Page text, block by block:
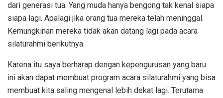
dari generasi tua. Yang muda hanya bengong tak kenal siapa
siapa lagi. Apalagi jika orang tua mereka telah meninggal.
Kemungkinan mereka tidak akan datang lagi pada acara
silaturahmi berikutnya.
Karena itu saya berharap dengan kepengurusan yang baru
ini akan dapat membuat program acara silaturahmi yang bisa
membuat kita saling mengenal lebih dekat lagi. Terutama